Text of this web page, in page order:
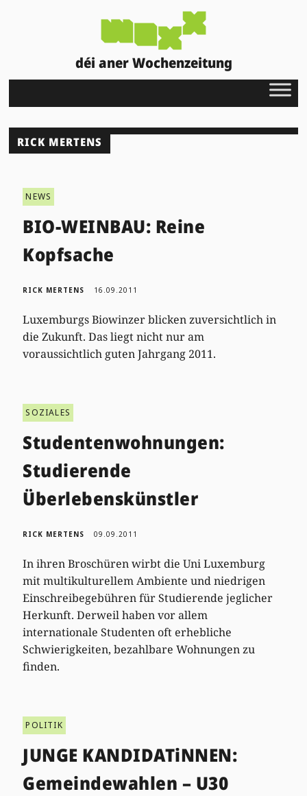
déi aner Wochenzeitung
RICK MERTENS
NEWS
BIO-WEINBAU: Reine
Kopfsache
RICK MERTENS 16.09.2011
Luxemburgs Biowinzer blicken zuversichtlich in
die Zukunft. Das liegt nicht nur am
voraussichtlich guten Jahrgang 2011.
SOZIALES
Studentenwohnungen:
Studierende
Überlebenskünstler
RICK MERTENS 09.09.2011
In ihren Broschüren wirbt die Uni Luxemburg
mit multikulturellem Ambiente und niedrigen
Einschreibegebühren für Studierende jeglicher
Herkunft. Derweil haben vor allem
internationale Studenten oft erhebliche
Schwierigkeiten, bezahlbare Wohnungen zu
finden.
POLITIK
JUNGE KANDIDATiNNEN:
Gemeindewahlen – U30